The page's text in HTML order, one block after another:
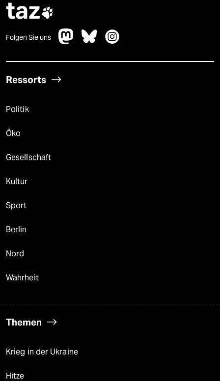
taz
Folgen Sie uns
Ressorts
Politik
Öko
Gesellschaft
Kultur
Sport
Berlin
Nord
Wahrheit
Themen
Krieg in der Ukraine
Hitze